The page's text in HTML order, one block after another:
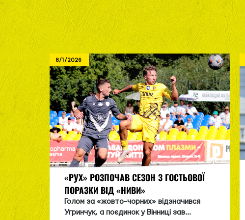
8/1/2026
«РУХ» РОЗПОЧАВ СЕЗОН З ГОСТЬОВОЇ
ПОРАЗКИ ВІД «НИВИ»
Голом за «жовто-чорних» відзначився
Угринчук, а поєдинок у Вінниці зав...